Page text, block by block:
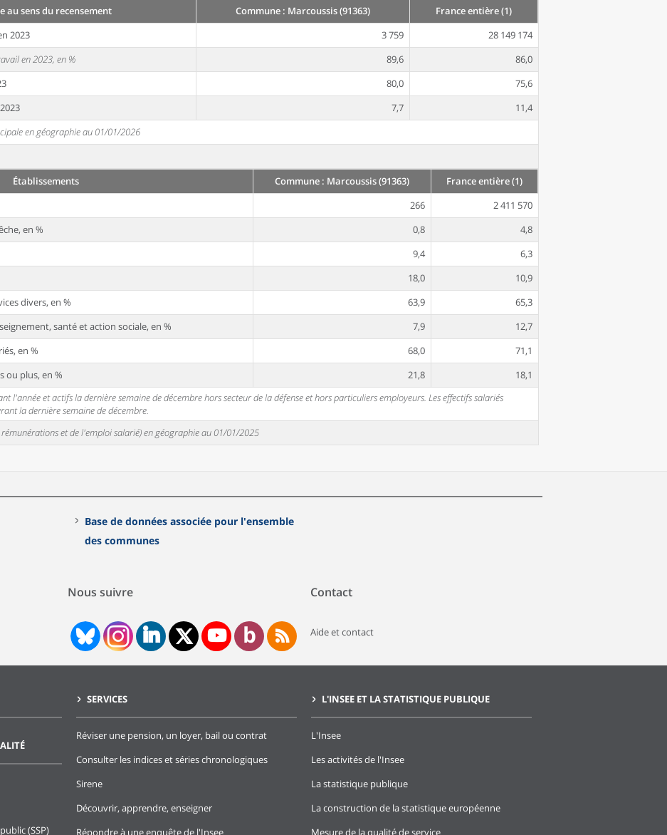
au sens du recensement Commune : Marcoussis (91363)
France entière (1)
2023
3 759
28 149 174
en 2023, en %
89,6
86,0
80,0
75,6
7,7
11,4
en géographie au 01/01/2026
Établissements Commune : Marcoussis (91363)
France entière (1)
266
2 411 570
en %
0,8
4,8
9,4
6,3
18,0
10,9
divers, en %
63,9
65,3
santé et action sociale, en %
7,9
12,7
en %
68,0
71,1
ou plus, en %
21,8
18,1
l'année et actifs la dernière semaine de décembre hors secteur de la défense et hors particuliers employeurs. Les effectifs salariés
la dernière semaine de décembre.
rémunérations et de l'emploi salarié) en géographie au 01/01/2025
Base de données associée pour l'ensemble
des communes
Nous suivre Contact
Aide et contact
(SSP)
SERVICES
Réviser une pension, un loyer, bail ou contrat
Consulter les indices et séries chronologiques
Sirene
Découvrir, apprendre, enseigner
Répondre à une enquête de l'Insee
L'INSEE ET LA STATISTIQUE PUBLIQUE
L'Insee
Les activités de l'Insee
La statistique publique
La construction de la statistique européenne
Mesure de la qualité de service